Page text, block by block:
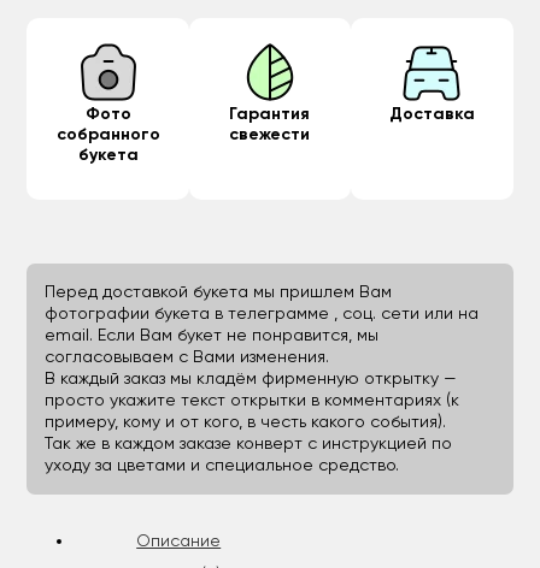
Фото
собранного
букета
Гарантия
свежести
Доставка
Перед доставкой букета мы пришлем Вам
фотографии букета в телеграмме , соц. сети или на
email. Если Вам букет не понравится, мы
согласовываем с Вами изменения.
В каждый заказ мы кладём фирменную открытку —
просто укажите текст открытки в комментариях (к
примеру, кому и от кого, в честь какого события).
Так же в каждом заказе конверт с инструкцией по
уходу за цветами и специальное средство.
Описание